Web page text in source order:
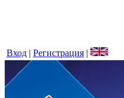
Вход | Регистрация |